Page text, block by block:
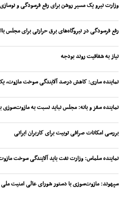
وزارت نیرو یک مسیر روشن برای رفع فرسودگی و
رفع فرسودگی در نیروگاه‌های برق حرارتی برای مجلس
نیاز به شفافیت روند بودجه
نماینده ساری: کاهش درصد آلایندگی سوخت مازوت،
نماینده سقز و بانه: مجلس نباید نسبت به مازوت‌سوزی
بررسی امکانات صرافی توبیت برای کاربران ایرانی
نماینده سلماس: وزارت نفت باید آلایندگی سوخت
سپهوند:‌ مازوت‌سوزی با دستور شورای عالی امنیت